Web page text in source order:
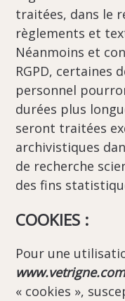
traitées, dans le
règlements et
Néanmoins et
RGPD, certaines
personnel
durées plus
seront traitées
archivistiques
de recherche
des fins
COOKIES :
Pour une
« cookies »,